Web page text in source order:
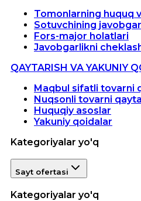
Tomonlarning huquq
Sotuvchining
Fors-major holatlari
Javobgarlikni
QAYTARISH VA YAKUNIY
Maqbul sifatli tovarni
Nuqsonli tovarni
Huquqiy asoslar
Yakuniy qoidalar
Kategoriyalar yo'q
Sayt ofertasi
Kategoriyalar yo'q